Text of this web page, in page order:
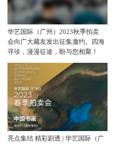
华艺国际（广州）2023秋季拍卖
会向广大藏友发出征集邀约。四海
寻珍，漫漫征途，盼与您相聚！
亮点集结 精彩剧透 | 华艺国际（广